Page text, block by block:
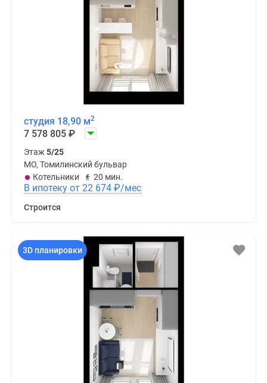
студия 18,90 м2
7 578 805 ₽
Этаж 5/25
МО, Томилинский бульвар
Котельники
20 мин.
В ипотеку от 22 674 ₽/мес
Строится
3D планировки